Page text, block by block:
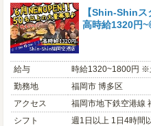
【Shin-Shin
高時給1320円
給与
時給1320~1800円 ※
勤務地
福岡市 博多区
アクセス
福岡市地下鉄空港線
シフト
週1日以上 1日4時間